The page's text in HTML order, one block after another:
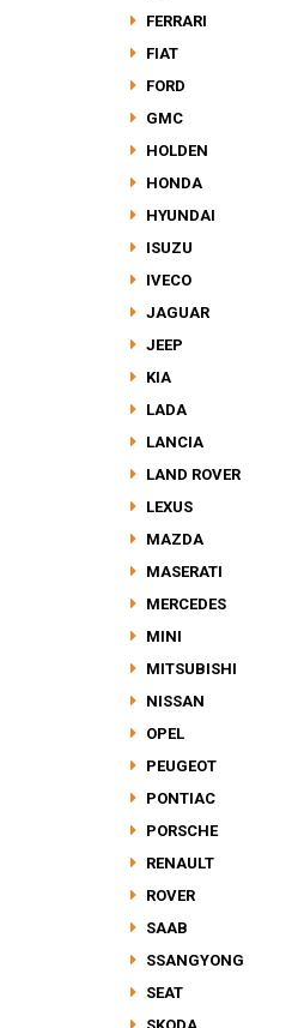
FERRARI
FIAT
FORD
GMC
HOLDEN
HONDA
HYUNDAI
ISUZU
IVECO
JAGUAR
JEEP
KIA
LADA
LANCIA
LAND ROVER
LEXUS
MAZDA
MASERATI
MERCEDES
MINI
MITSUBISHI
NISSAN
OPEL
PEUGEOT
PONTIAC
PORSCHE
RENAULT
ROVER
SAAB
SSANGYONG
SEAT